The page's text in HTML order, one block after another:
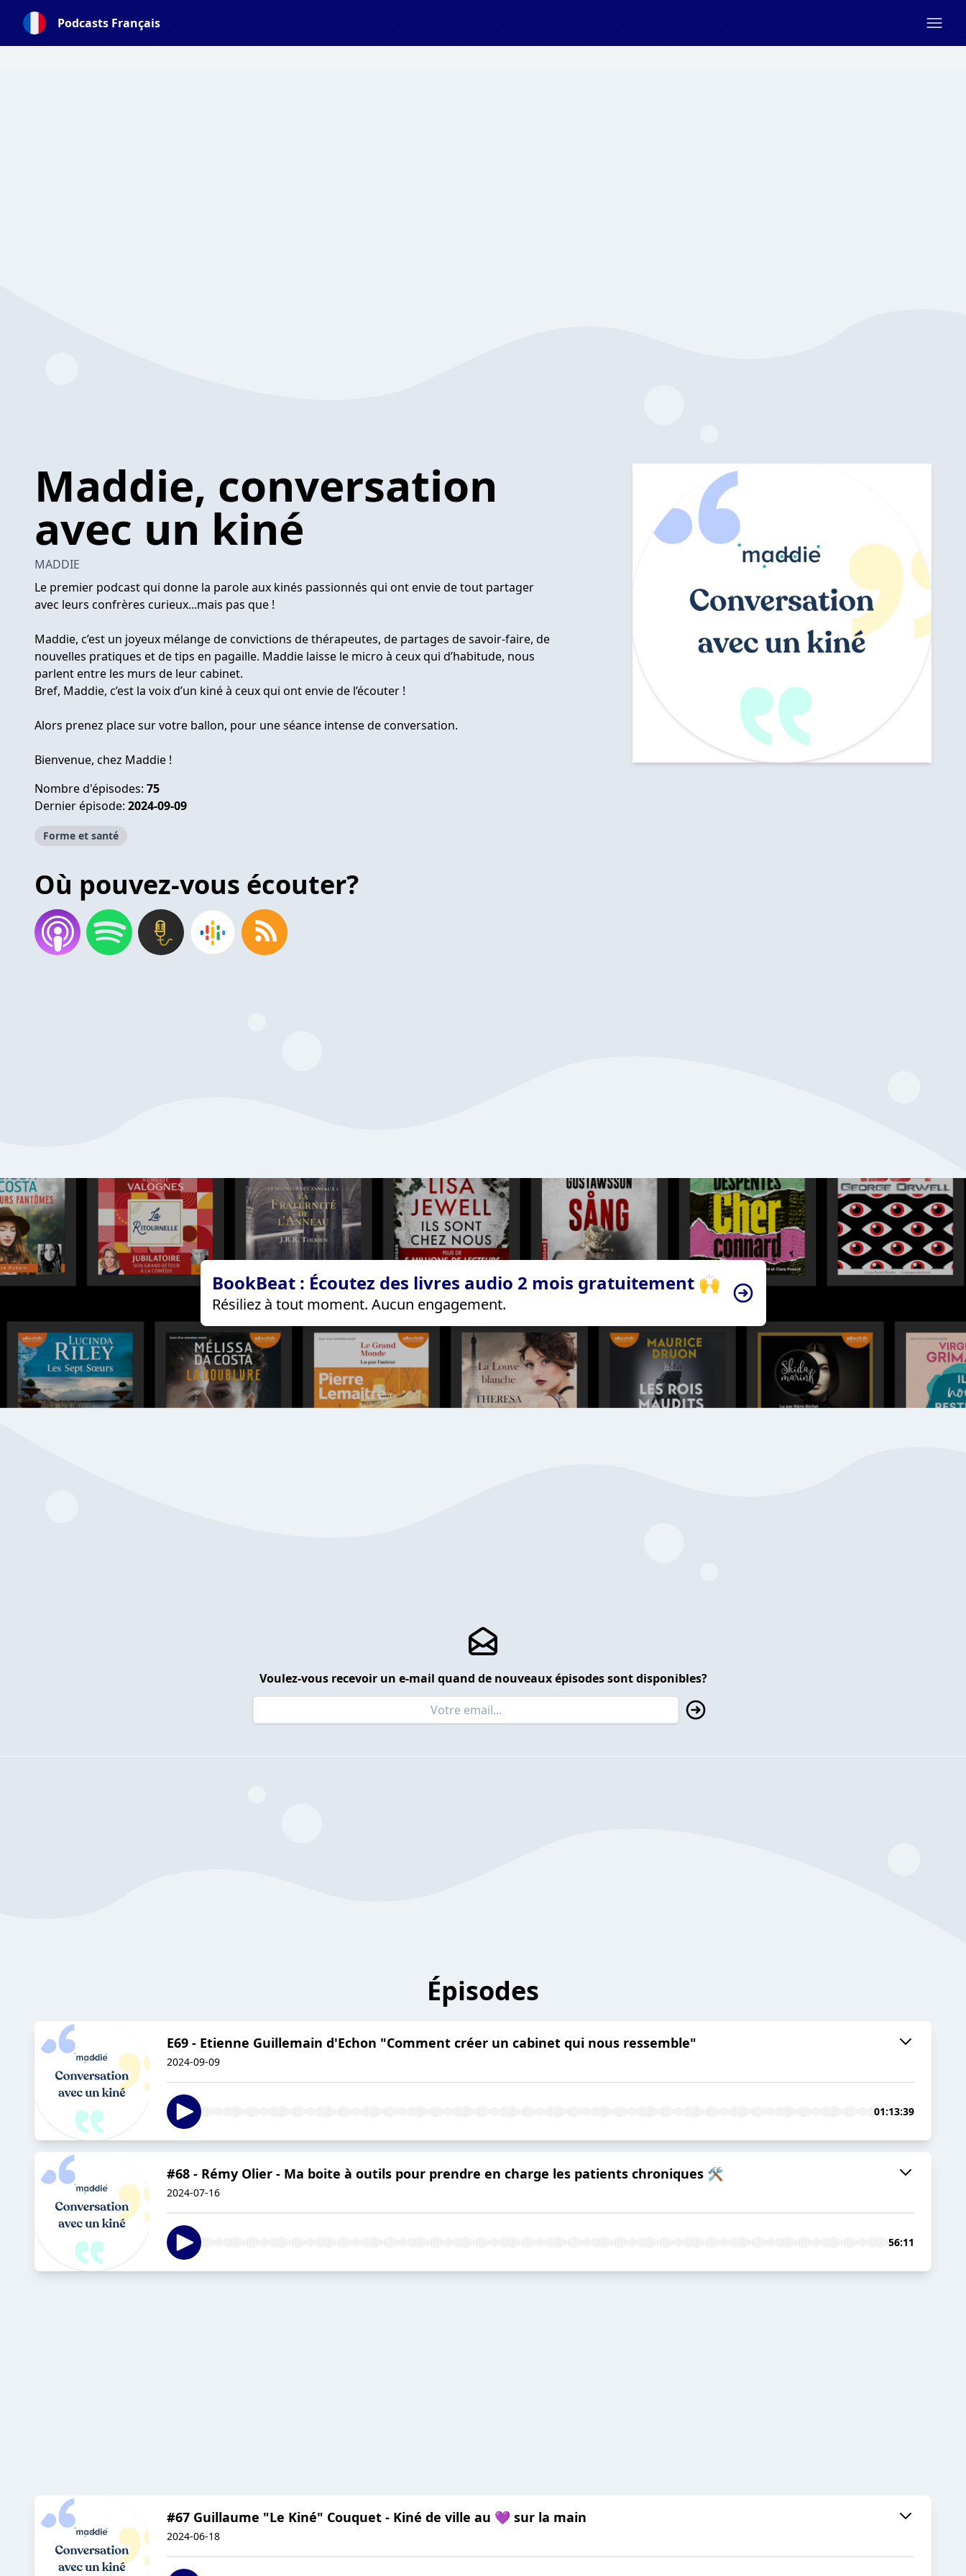
Podcasts Français
Maddie, conversation
avec un kiné
MADDIE
Le premier podcast qui donne la parole aux kinés passionnés qui ont envie de tout partager
avec leurs confrères curieux...mais pas que !
Maddie, c’est un joyeux mélange de convictions de thérapeutes, de partages de savoir-faire, de
nouvelles pratiques et de tips en pagaille. Maddie laisse le micro à ceux qui d’habitude, nous
parlent entre les murs de leur cabinet.
Bref, Maddie, c’est la voix d’un kiné à ceux qui ont envie de l’écouter !
Alors prenez place sur votre ballon, pour une séance intense de conversation.
Bienvenue, chez Maddie !
Nombre d'épisodes: 75
Dernier épisode: 2024-09-09
Forme et santé
Où pouvez-vous écouter?
BookBeat : Écoutez des livres audio 2 mois gratuitement 🙌
Résiliez à tout moment. Aucun engagement.
Voulez-vous recevoir un e-mail quand de nouveaux épisodes sont disponibles?
Épisodes
E69 - Etienne Guillemain d'Echon "Comment créer un cabinet qui nous ressemble"
2024-09-09
01:13:39
#68 - Rémy Olier - Ma boite à outils pour prendre en charge les patients chroniques 🛠
2024-07-16
56:11
#67 Guillaume "Le Kiné" Couquet - Kiné de ville au 💜 sur la main
2024-06-18